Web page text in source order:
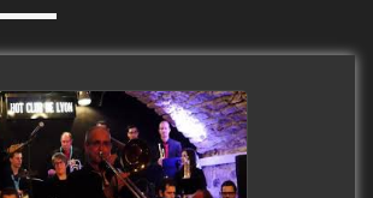
Clip Only Big Band 2019
watch video